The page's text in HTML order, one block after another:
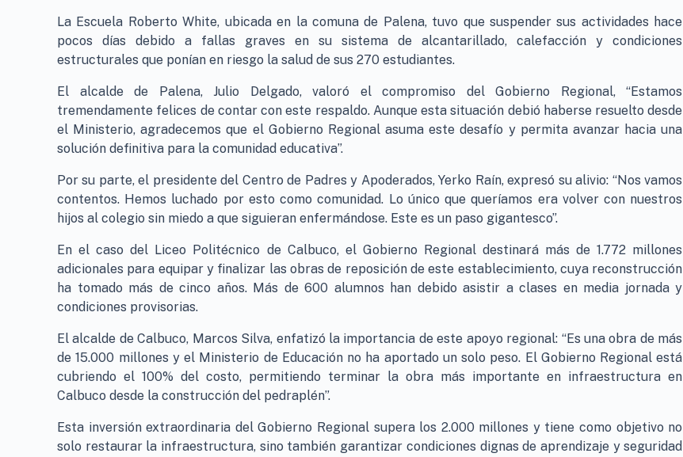
La Escuela Roberto White, ubicada en la comuna de Palena, tuvo que suspender sus actividades hace
pocos días debido a fallas graves en su sistema de alcantarillado, calefacción y condiciones
estructurales que ponían en riesgo la salud de sus 270 estudiantes.
El alcalde de Palena, Julio Delgado, valoró el compromiso del Gobierno Regional, “Estamos
tremendamente felices de contar con este respaldo. Aunque esta situación debió haberse resuelto desde
el Ministerio, agradecemos que el Gobierno Regional asuma este desafío y permita avanzar hacia una
solución definitiva para la comunidad educativa”.
Por su parte, el presidente del Centro de Padres y Apoderados, Yerko Raín, expresó su alivio: “Nos vamos
contentos. Hemos luchado por esto como comunidad. Lo único que queríamos era volver con nuestros
hijos al colegio sin miedo a que siguieran enfermándose. Este es un paso gigantesco”.
En el caso del Liceo Politécnico de Calbuco, el Gobierno Regional destinará más de 1.772 millones
adicionales para equipar y finalizar las obras de reposición de este establecimiento, cuya reconstrucción
ha tomado más de cinco años. Más de 600 alumnos han debido asistir a clases en media jornada y
condiciones provisorias.
El alcalde de Calbuco, Marcos Silva, enfatizó la importancia de este apoyo regional: “Es una obra de más
de 15.000 millones y el Ministerio de Educación no ha aportado un solo peso. El Gobierno Regional está
cubriendo el 100% del costo, permitiendo terminar la obra más importante en infraestructura en
Calbuco desde la construcción del pedraplén”.
Esta inversión extraordinaria del Gobierno Regional supera los 2.000 millones y tiene como objetivo no
solo restaurar la infraestructura, sino también garantizar condiciones dignas de aprendizaje y seguridad